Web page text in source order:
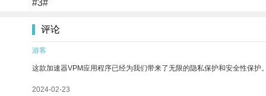
#3#
评论
游客
这款加速器VPM应用程序已经为我们带来了无限的隐私保护和安全性保护
2024-02-23